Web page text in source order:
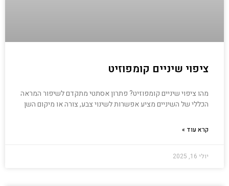
ציפוי שיניים קומפוזיט
מהו ציפוי שיניים קומפוזיט? פתרון אסתטי מתקדם לשיפור המראה
הכללי של השיניים מציע אפשרות לשינוי צבע, צורה או מיקום השן
קרא עוד »
יולי 16, 2025